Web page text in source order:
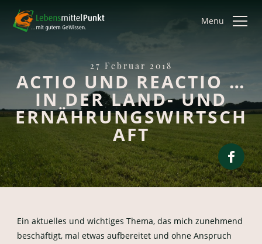
Menu
27 Februar 2018
ACTIO UND REACTIO …
IN DER LAND- UND
ERNÄHRUNGSWIRTSCH
AFT
Ein aktuelles und wichtiges Thema, das mich zunehmend
beschäftigt, mal etwas aufbereitet und ohne Anspruch